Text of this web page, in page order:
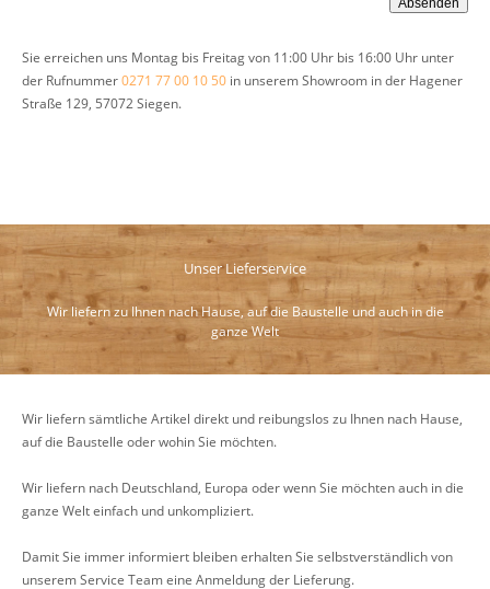
Sie erreichen uns Montag bis Freitag von 11:00 Uhr bis 16:00 Uhr unter
der Rufnummer0271 77 00 10 50 in unserem Showroom in der Hagener
Straße 129, 57072 Siegen.
Unser Lieferservice
Wir liefern zu Ihnen nach Hause, auf die Baustelle und auch in die
ganze Welt
Wir liefern sämtliche Artikel direkt und reibungslos zu Ihnen nach Hause,
auf die Baustelle oder wohin Sie möchten.
Wir liefern nach Deutschland, Europa oder wenn Sie möchten auch in die
ganze Welt einfach und unkompliziert.
Damit Sie immer informiert bleiben erhalten Sie selbstverständlich von
unserem Service Team eine Anmeldung der Lieferung.